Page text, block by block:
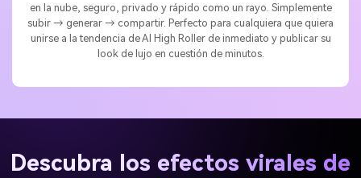
en la nube, seguro, privado y rápido como un rayo. Simplemente
subir → generar → compartir. Perfecto para cualquiera que quiera
unirse a la tendencia de AI High Roller de inmediato y publicar su
look de lujo en cuestión de minutos.
Descubra los efectos virales de